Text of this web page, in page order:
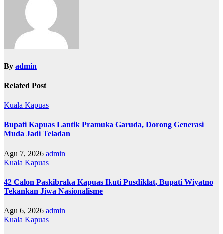
By admin
Related Post
Kuala Kapuas
Bupati Kapuas Lantik Pramuka Garuda, Dorong Generasi
Muda Jadi Teladan
Agu 7, 2026 admin
Kuala Kapuas
42 Calon Paskibraka Kapuas Ikuti Pusdiklat, Bupati Wiyatno
Tekankan Jiwa Nasionalisme
Agu 6, 2026 admin
Kuala Kapuas